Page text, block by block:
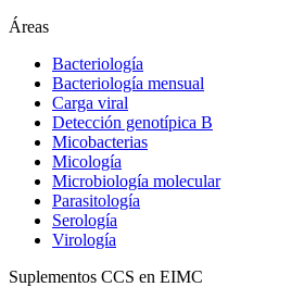
Áreas
Bacteriología
Bacteriología mensual
Carga viral
Detección genotípica B
Micobacterias
Micología
Microbiología molecular
Parasitología
Serología
Virología
Suplementos CCS en EIMC